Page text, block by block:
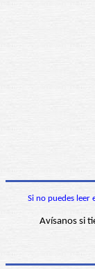
Si no puedes leer
Avísanos si